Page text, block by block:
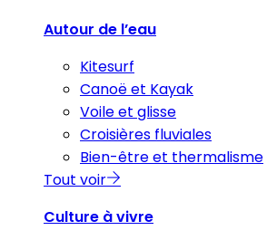
Autour de l’eau
Kitesurf
Canoë et Kayak
Voile et glisse
Croisières fluviales
Bien-être et thermalisme
Tout voir
Culture à vivre